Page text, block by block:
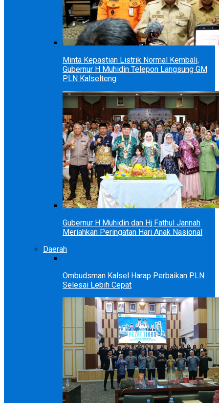
Minta Kepastian Listrik Normal Kembali,
Gubernur H Muhidin Telepon Langsung GM
PLN Kalselteng
Gubernur H Muhidin dan Hj Fathul Jannah
Meriahkan Peringatan Hari Anak Nasional
Daerah
Ombudsman Kalsel Harap Perbaikan PLN
Selesai Lebih Cepat